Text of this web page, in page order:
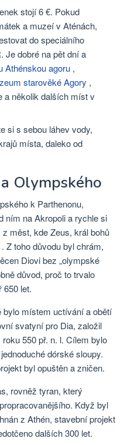
stojí 6 €. Pokud
a muzeí v Aténách,
do speciálního
Je dobré na pět dní a
Athénskou agoru ,
starověké Agory ,
a několik dalších míst v
si s sebou láhev vody,
místa, daleko od
Olympského
k Parthenonu,
ním na Akropoli a rychle si
měst, kde Zeus, král bohů
Z toho důvodu byl chrám,
Diovi bez „olympské
důvod, proč to trvalo
650 let.
místem uctívání a obětí
svatyní pro Dia, založil
550 př. n. l. Cílem bylo
dórské sloupy.
byl opuštěn a zničen.
rovněž tyran, který
Když byl
z Athén, stavební projekt
dalších 300 let.